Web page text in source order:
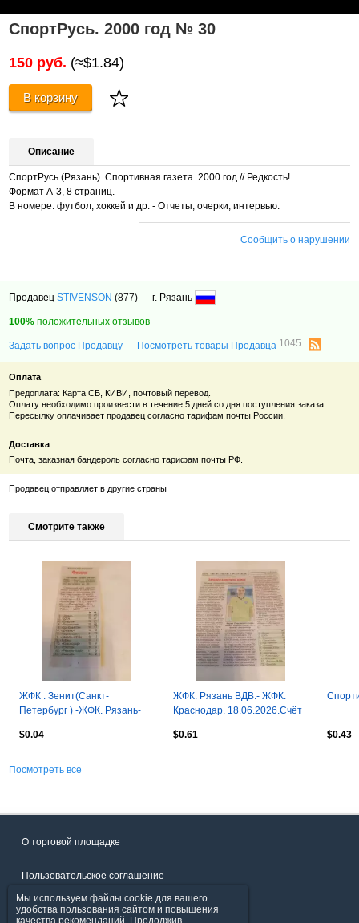
СпортРусь. 2000 год № 30
150 руб. (≈$1.84)
В корзину
Описание
СпортРусь (Рязань). Спортивная газета. 2000 год // Редкость!
Формат А-3, 8 страниц.
В номере: футбол, хоккей и др. - Отчеты, очерки, интервью.
Сообщить о нарушении
ПродавецSTIVENSON (877) г. Рязань
100% положительных отзывов
Задать вопрос Продавцу Посмотреть товары Продавца 1045
Оплата
Предоплата: Карта СБ, КИВИ, почтовый перевод.
Оплату необходимо произвести в течение 5 дней со дня поступления заказа.
Пересылку оплачивает продавец согласно тарифам почты России.
Доставка
Почта, заказная бандероль согласно тарифам почты РФ.
Продавец отправляет в другие страны
Смотрите также
ЖФК . Зенит(Санкт-
Петербург ) -ЖФК. Рязань-
$0.04
ЖФК. Рязань ВДВ.- ЖФК.
Краснодар. 18.06.2026.Счёт
$0.61
$0.43
Посмотреть все
О торговой площадке
Пользовательское соглашение
Политика конфиденциальности
Мы используем файлы cookie для вашего
удобства пользования сайтом и повышения